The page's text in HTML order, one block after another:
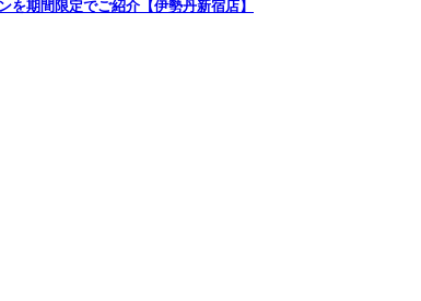
を期間限定でご紹介【伊勢丹新宿店】